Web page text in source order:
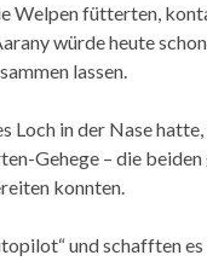
Welpen fütterten,
würde heute
lassen.
Loch in der Nase
Gehege – die
konnten.
und schafften